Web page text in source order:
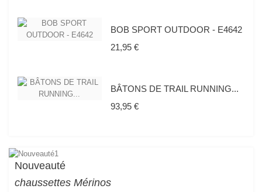
BOB SPORT OUTDOOR - E4642
21,95 €Prix
BÂTONS DE TRAIL RUNNING...
93,95 €Prix
Nouveauté
chaussettes Mérinos